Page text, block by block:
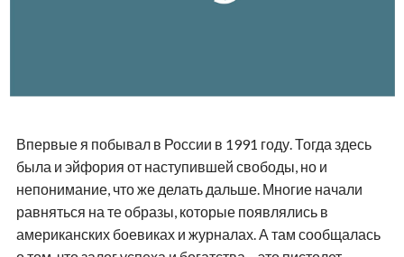
Впервые я побывал в России в 1991 году. Тогда здесь
была и эйфория от наступившей свободы, но и
непонимание, что же делать дальше. Многие начали
равняться на те образы, которые появлялись в
американских боевиках и журналах. А там сообщалась